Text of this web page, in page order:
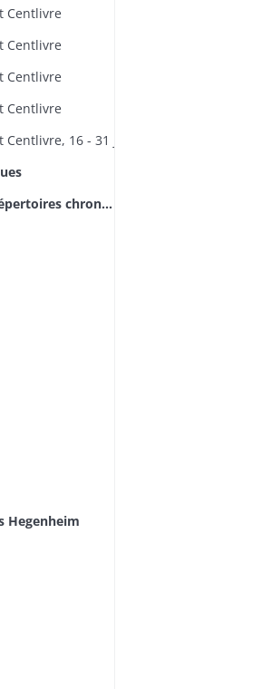
Centlivre
Centlivre
Centlivre
Centlivre
chronologiques
Hegenheim